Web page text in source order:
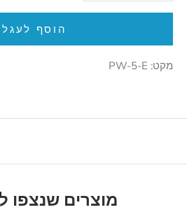
הוסף
מקט: PW-5-E
מוצרים שנצפו